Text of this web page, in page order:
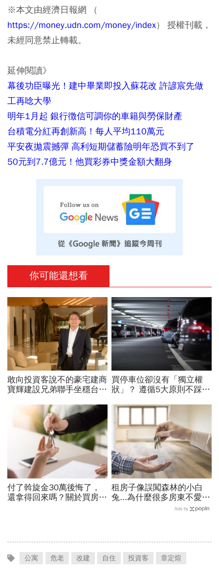
※本文由經濟日報網 （
https://money.udn.com/money/index） 授權刊載，
未經同意禁止轉載。
延伸閱讀》
幕後功臣曝光！建中畢業即投入蘇花改 許諺宸先做
工再唸大學
明年1月起 銀行徴信可調你的車籍與勞保財產
台積電分紅再創新高！每人平均110萬元
平安夜拋震撼彈 高利短期儲蓄險明年恐買不到了
50元到7.7億元！他買彩券中獎金額大翻身
你可能還想看
敢向投資客說不的豪宅建商
寶輝建設兄弟聯手坐穩台中
買停車位卻沒有「獨立權
狀」？ 遵循5大原則不踩雷
紛
付了斡旋金30萬後悔了，
還拿得回來嗎？關於買房斡
租房子像誤闖森林的小白
兔...為什麼很多房東不愛簽
Ads by
公寓 危老 改建 自住 投資客 章定煊